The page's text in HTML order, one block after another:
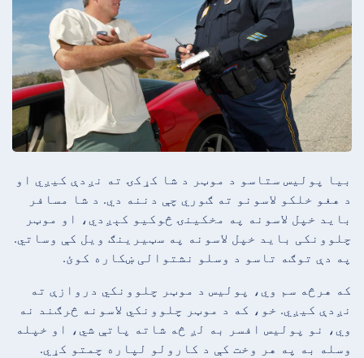
بیا پولیس ستاسو د موټر د شا کړکۍ ته نږدې کیږي او
د هغو خلکو لاسونو ته ګوري چې دننه دي. د شا مسافر
باید خپل لاسونه په مخکینۍ څوکیو کېږدي، او موټر
چلوونکی باید خپل لاسونه په سټیرینګ ویل کې وساتي.
په دې توګه تاسو د وسلو نشتوالی ښکاره کوئ.
که هرڅه سم وي، پولیس د موټر چلوونکي دروازې ته
نږدې کیږي. خو، که د موټر چلوونکي لاسونه څرګند نه
وي، نو پولیس افسر به لږ څه شاته پاتې شي، او خپله
وسله به په هر وخت کې د کارولو لپاره چمتو کړي.